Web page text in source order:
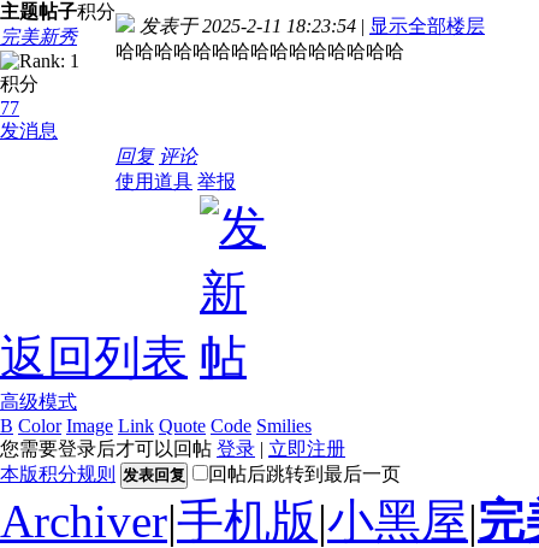
主题帖子积分
完美新秀
积分
77
发消息
发表于 2025-2-11 18:23:54 | 显示全部楼层
哈哈哈哈哈哈哈哈哈哈哈哈哈哈哈
回复 评论
使用道具 举报
返回列表
高级模式
B Color Image Link Quote Code Smilies
您需要登录后才可以回帖 登录 | 立即注册
本版积分规则
发表回复 回帖后跳转到最后一页
Archiver|手机版|小黑屋|完